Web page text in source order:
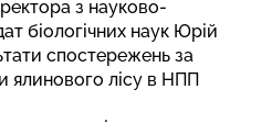
з науково-
біологічних наук Юрій
спостережень за
ялинового лісу в НПП